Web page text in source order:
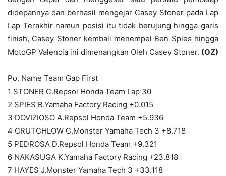
didepannya dan berhasil mengejar Casey Stoner pada Lap
Lap Terakhir namun posisi itu tidak berujung hingga garis
finish, Casey Stoner kembali menempel Ben Spies hingga
MotoGP Valencia ini dimenangkan Oleh Casey Stoner. (OZ)
Po. Name Team Gap First
1 STONER C.Repsol Honda Team Lap 30
2 SPIES B.Yamaha Factory Racing +0.015
3 DOVIZIOSO A.Repsol Honda Team +5.936
4 CRUTCHLOW C.Monster Yamaha Tech 3 +8.718
5 PEDROSA D.Repsol Honda Team +9.321
6 NAKASUGA K.Yamaha Factory Racing +23.818
7 HAYES J.Monster Yamaha Tech 3 +33.118